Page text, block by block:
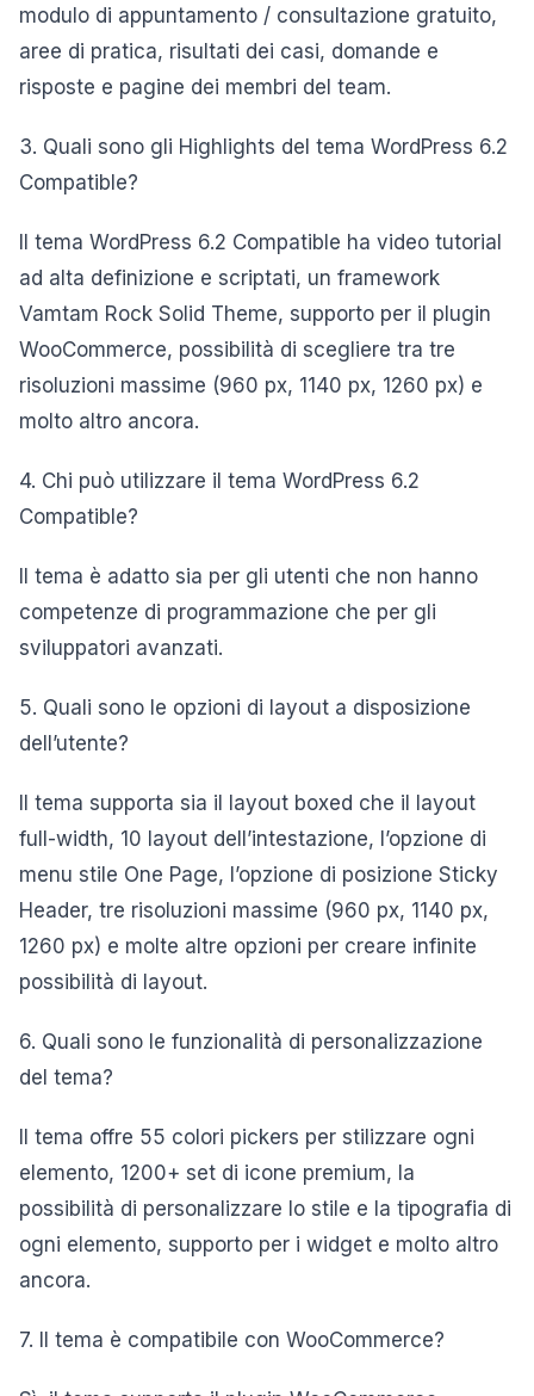
modulo di appuntamento / consultazione gratuito,
aree di pratica, risultati dei casi, domande e
risposte e pagine dei membri del team.
3. Quali sono gli Highlights del tema WordPress 6.2
Compatible?
Il tema WordPress 6.2 Compatible ha video tutorial
ad alta definizione e scriptati, un framework
Vamtam Rock Solid Theme, supporto per il plugin
WooCommerce, possibilità di scegliere tra tre
risoluzioni massime (960 px, 1140 px, 1260 px) e
molto altro ancora.
4. Chi può utilizzare il tema WordPress 6.2
Compatible?
Il tema è adatto sia per gli utenti che non hanno
competenze di programmazione che per gli
sviluppatori avanzati.
5. Quali sono le opzioni di layout a disposizione
dell’utente?
Il tema supporta sia il layout boxed che il layout
full-width, 10 layout dell’intestazione, l’opzione di
menu stile One Page, l’opzione di posizione Sticky
Header, tre risoluzioni massime (960 px, 1140 px,
1260 px) e molte altre opzioni per creare infinite
possibilità di layout.
6. Quali sono le funzionalità di personalizzazione
del tema?
Il tema offre 55 colori pickers per stilizzare ogni
elemento, 1200+ set di icone premium, la
possibilità di personalizzare lo stile e la tipografia di
ogni elemento, supporto per i widget e molto altro
ancora.
7. Il tema è compatibile con WooCommerce?